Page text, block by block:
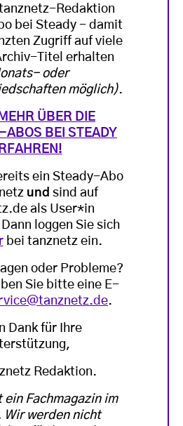
Redaktion
bei Steady - damit
Zugriff auf viele
Titel erhalten
oder
möglich).
ÜBER DIE
ABOS BEI STEADY
ein Steady-Abo
und sind auf
als User*in
loggen Sie sich
bei tanznetz ein.
oder Probleme?
Sie bitte eine E-
.
Dank für Ihre
Redaktion.
ein Fachmagazin im
Wir werden nicht